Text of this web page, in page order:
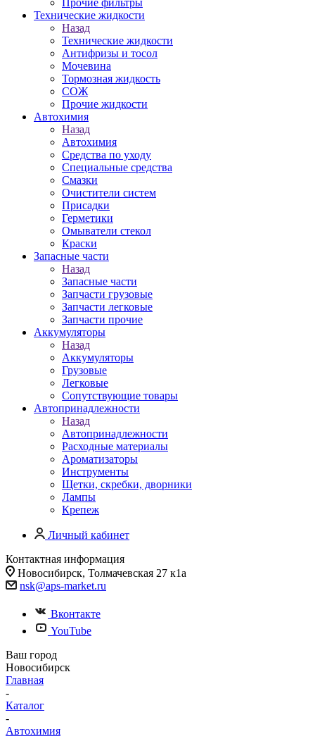
Технические жидкости
Назад
Технические жидкости
Антифризы и тосол
Мочевина
Тормозная жидкость
СОЖ
Прочие жидкости
Автохимия
Назад
Автохимия
Средства по уходу
Специальные средства
Смазки
Очистители систем
Присадки
Герметики
Омыватели стекол
Краски
Запасные части
Назад
Запасные части
Запчасти грузовые
Запчасти легковые
Запчасти прочие
Аккумуляторы
Назад
Аккумуляторы
Грузовые
Легковые
Сопутствующие товары
Автопринадлежности
Назад
Автопринадлежности
Расходные материалы
Ароматизаторы
Инструменты
Щетки, скребки, дворники
Лампы
Крепеж
Личный кабинет
Контактная информация
Новосибирск, Толмачевская 27 к1а
nsk@aps-market.ru
Вконтакте
YouTube
Ваш город
Новосибирск
Главная
-
Каталог
-
Автохимия